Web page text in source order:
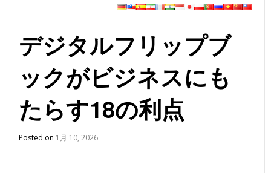
デジタルフリップブ
ックがビジネスにも
たらす18の利点
Posted on 1月 10, 2026